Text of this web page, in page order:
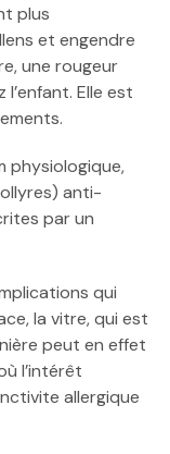
plus
et engendre
une rougeur
Elle est
physiologique,
anti-
par un
qui
la vitre, qui est
peut en effet
l’intérêt
allergique